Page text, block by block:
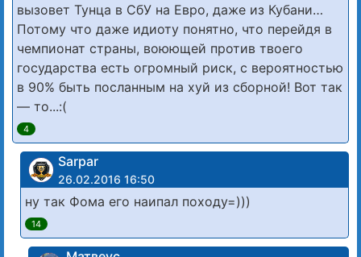
вызовет Тунца в СбУ на Евро, даже из Кубани…
Потому что даже идиоту понятно, что перейдя в
чемпионат страны, воюющей против твоего
государства есть огромный риск, с вероятностью
в 90% быть посланным на хуй из сборной! Вот так
— то...:(
4
Sarpar
26.02.2016 16:50
ну так Фома его наипал походу=)))
14